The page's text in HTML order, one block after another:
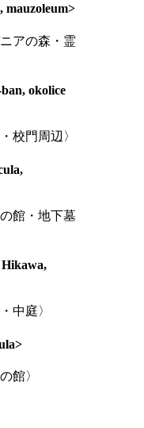
mauzoleum>
アの森・霊
okolice
校門周辺〉
館・地下墓
中庭〉
館〉